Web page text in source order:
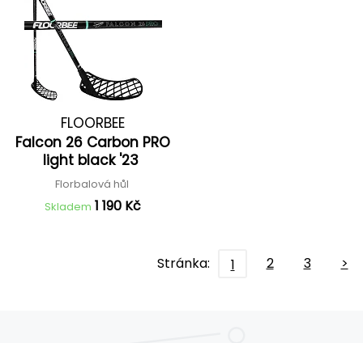
FLOORBEE
Falcon 26 Carbon PRO
light black '23
Florbalová hůl
Skladem 1 190 Kč
Stránka: 1 2 3 >